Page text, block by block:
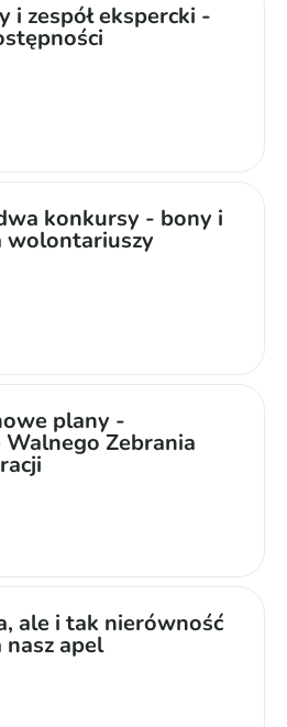
i zespół ekspercki -
konkursy - bony i
plany -
Zebrania
ale i tak nierówność
apel